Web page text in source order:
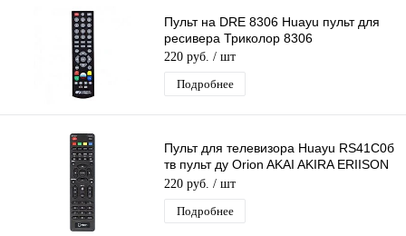
Пульт на DRE 8306 Huayu пульт для
ресивера Триколор 8306
220 руб. / шт
Подробнее
Пульт для телевизора Huayu RS41C0б
тв пульт ду Orion AKAI AKIRA ERIISON
FUSION ORFEY SHIVAKI SUZUKI
220 руб. / шт
Подробнее